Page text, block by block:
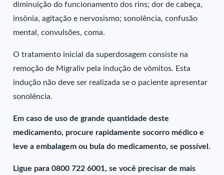
diminuição do funcionamento dos rins; dor de cabeça,
insônia, agitação e nervosismo; sonolência, confusão
mental, convulsões, coma.
O tratamento inicial da superdosagem consiste na
remoção de Migraliv pela indução de vômitos. Esta
indução não deve ser realizada se o paciente apresentar
sonolência.
Em caso de uso de grande quantidade deste
medicamento, procure rapidamente socorro médico e
leve a embalagem ou bula do medicamento, se possível.
Ligue para 0800 722 6001, se você precisar de mais